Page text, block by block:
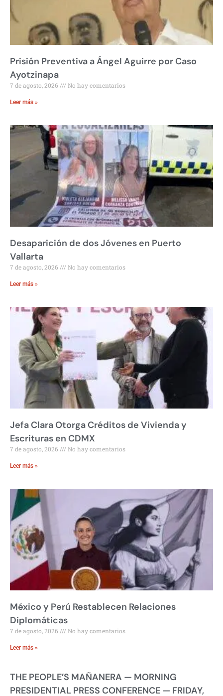
Prisión Preventiva a Ángel Aguirre por Caso
Ayotzinapa
7 de agosto, 2026 No hay comentarios
Leer más »
Desaparición de dos Jóvenes en Puerto
Vallarta
7 de agosto, 2026 No hay comentarios
Leer más »
Jefa Clara Otorga Créditos de Vivienda y
Escrituras en CDMX
7 de agosto, 2026 No hay comentarios
Leer más »
México y Perú Restablecen Relaciones
Diplomáticas
7 de agosto, 2026 No hay comentarios
Leer más »
THE PEOPLE’S MAÑANERA — MORNING
PRESIDENTIAL PRESS CONFERENCE — FRIDAY,